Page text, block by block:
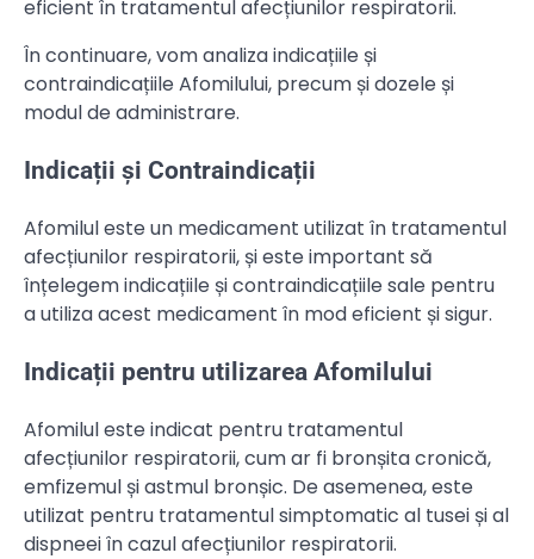
eficient în tratamentul afecțiunilor respiratorii.
În continuare, vom analiza indicațiile și
contraindicațiile Afomilului, precum și dozele și
modul de administrare.
Indicații și Contraindicații
Afomilul este un medicament utilizat în tratamentul
afecțiunilor respiratorii, și este important să
înțelegem indicațiile și contraindicațiile sale pentru
a utiliza acest medicament în mod eficient și sigur.
Indicații pentru utilizarea Afomilului
Afomilul este indicat pentru tratamentul
afecțiunilor respiratorii, cum ar fi bronșita cronică,
emfizemul și astmul bronșic. De asemenea, este
utilizat pentru tratamentul simptomatic al tusei și al
dispneei în cazul afecțiunilor respiratorii.